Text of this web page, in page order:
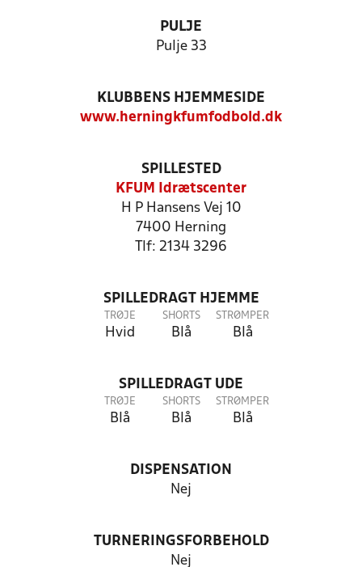
PULJE
Pulje 33
KLUBBENS HJEMMESIDE
www.herningkfumfodbold.dk
SPILLESTED
KFUM Idrætscenter
H P Hansens Vej 10
7400 Herning
Tlf: 2134 3296
SPILLEDRAGT HJEMME
TRØJE
Hvid
SHORTS
Blå
STRØMPER
Blå
SPILLEDRAGT UDE
TRØJE
Blå
SHORTS
Blå
STRØMPER
Blå
DISPENSATION
Nej
TURNERINGSFORBEHOLD
Nej